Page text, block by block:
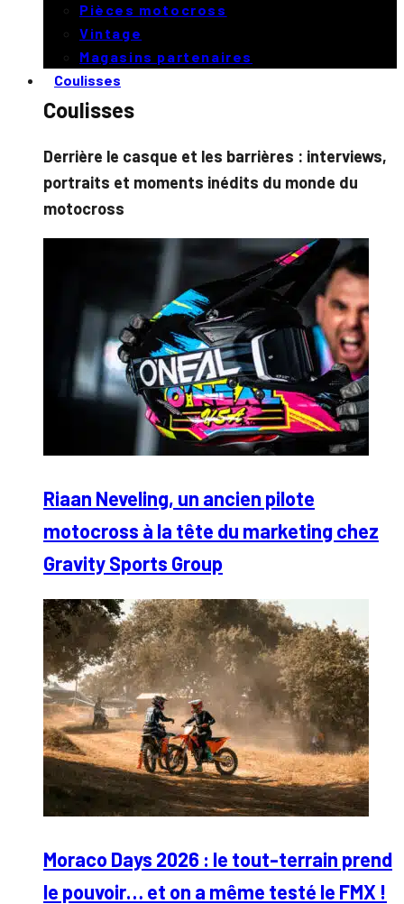
Pièces motocross
Vintage
Magasins partenaires
Coulisses
Coulisses
Derrière le casque et les barrières : interviews,
portraits et moments inédits du monde du
motocross
Riaan Neveling, un ancien pilote
motocross à la tête du marketing chez
Gravity Sports Group
Moraco Days 2026 : le tout-terrain prend
le pouvoir… et on a même testé le FMX !